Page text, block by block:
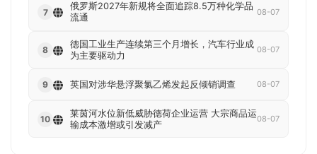
7
俄罗斯2027年新规将全面追踪8.5万种化学品
流通
08-07
8
德国工业生产连续第三个月增长，汽车行业成
为主要驱动力
08-07
9 英国对涉华悬浮聚氯乙烯发起反倾销调查 08-07
10
莱茵河水位新低威胁德荷企业运营 大宗商品运
输成本激增或引发减产
08-07